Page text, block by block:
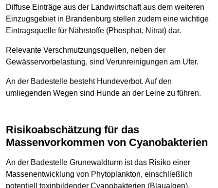
Diffuse Einträge aus der Landwirtschaft aus dem weiteren
Einzugsgebiet in Brandenburg stellen zudem eine wichtige
Eintragsquelle für Nährstoffe (Phosphat, Nitrat) dar.
Relevante Verschmutzungsquellen, neben der
Gewässervorbelastung, sind Verunreinigungen am Ufer.
An der Badestelle besteht Hundeverbot. Auf den
umliegenden Wegen sind Hunde an der Leine zu führen.
Risikoabschätzung für das
Massenvorkommen von Cyanobakterien
An der Badestelle Grunewaldturm ist das Risiko einer
Massenentwicklung von Phytoplankton, einschließlich
potentiell toxinbildender Cyanobakterien (Blaualgen),